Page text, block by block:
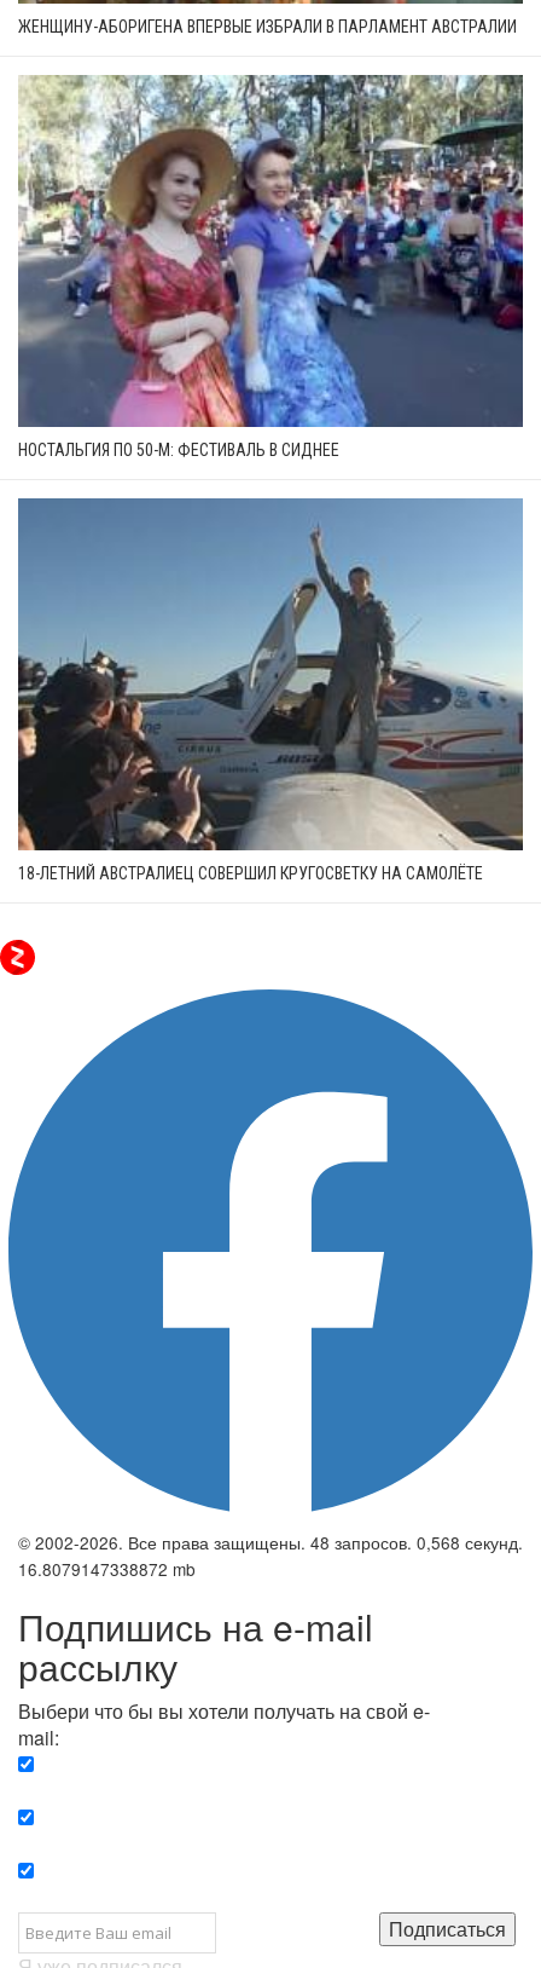
ЖЕНЩИНУ-АБОРИГЕНА ВПЕРВЫЕ ИЗБРАЛИ В ПАРЛАМЕНТ АВСТРАЛИИ
НОСТАЛЬГИЯ ПО 50-М: ФЕСТИВАЛЬ В СИДНЕЕ
18-ЛЕТНИЙ АВСТРАЛИЕЦ СОВЕРШИЛ КРУГОСВЕТКУ НА САМОЛЁТЕ
© 2002-2026. Все права защищены. 48 запросов. 0,568 секунд.
16.8079147338872 mb
Подпишись на e-mail
рассылку
Выбери что бы вы хотели получать на свой e-
mail:
Подписаться